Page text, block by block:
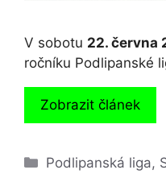
V sobotu 22. června
ročníku Podlipanské
Zobrazit článek
Rubriky
Podlipanská liga,